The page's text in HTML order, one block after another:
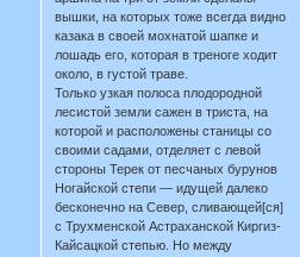
вышки, на которых тоже всегда видно
казака в своей мохнатой шапке и
лошадь его, которая в треноге ходит
около, в густой траве.
Только узкая полоса плодородной
лесистой земли сажен в триста, на
которой и расположены станицы со
своими садами, отделяет с левой
стороны Терек от песчаных бурунов
Ногайской степи — идущей далеко
бесконечно на Север, сливающей[ся]
с Трухменской Астраханской Киргиз-
Кайсацкой степью. Но между